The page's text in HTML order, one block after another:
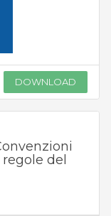
DOWNLOAD
del